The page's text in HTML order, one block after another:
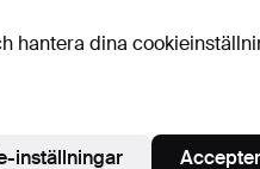
hantera dina
inställningar